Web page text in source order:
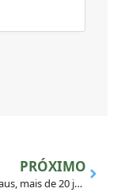
PRÓXIMO
Em Manaus, mais de 20 jovens vivenciam o Retiro temático inaciano